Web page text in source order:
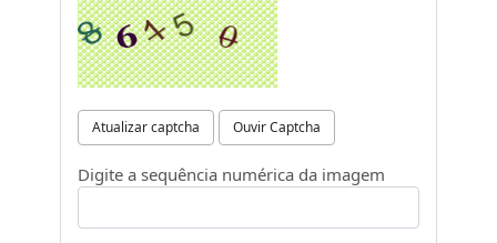
Atualizar captcha Ouvir Captcha
Digite a sequência numérica da imagem